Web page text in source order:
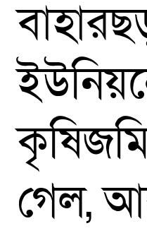
গেল,